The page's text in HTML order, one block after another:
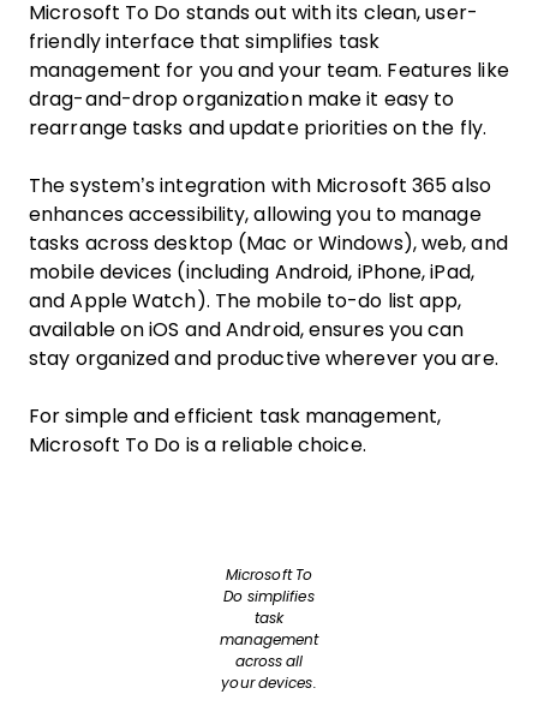
Microsoft To Do stands out with its clean, user-
friendly interface that simplifies task
management for you and your team. Features like
drag-and-drop organization make it easy to
rearrange tasks and update priorities on the fly.
The system’s integration with Microsoft 365 also
enhances accessibility, allowing you to manage
tasks across desktop (Mac or Windows), web, and
mobile devices (including Android, iPhone, iPad,
and Apple Watch). The mobile to-do list app,
available on iOS and Android, ensures you can
stay organized and productive wherever you are.
For simple and efficient task management,
Microsoft To Do is a reliable choice.
Microsoft To
Do simplifies
task
management
across all
your devices.